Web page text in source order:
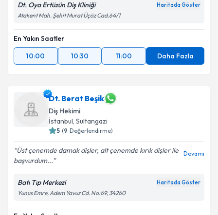
Dt. Oya Ertüzün Diş Kliniği Haritada Göster
Atakent Mah. Şehit Murat Üçöz Cad.64/1
En Yakın Saatler
10:00
10:30 11:00 Daha Fazla
Dt. Berat Beşik
Diş Hekimi
İstanbul, Sultangazi
5 (9 Değerlendirme)
Üst çenemde damak dişler, alt çenemde kırık dişler ile
başvurdum...
Devamı
Batı Tıp Merkezi Haritada Göster
Yunus Emre, Adem Yavuz Cd. No:69, 34260